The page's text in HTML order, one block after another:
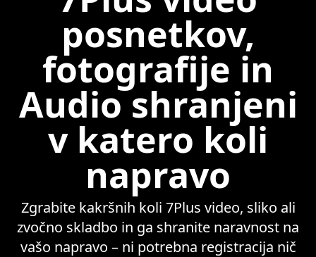
posnetkov,
fotografije in
Audio shranjeni
v katero koli
napravo
Zgrabite kakršnih koli 7Plus video, sliko ali
zvočno skladbo in ga shranite naravnost na
vašo napravo – ni potrebna registracija nič